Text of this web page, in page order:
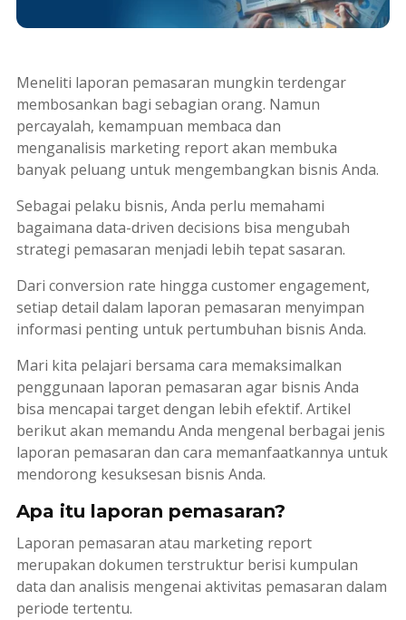
Meneliti laporan pemasaran mungkin terdengar
membosankan bagi sebagian orang. Namun
percayalah, kemampuan membaca dan
menganalisis marketing reportakan membuka
banyak peluang untuk mengembangkan bisnis Anda.
Sebagai pelaku bisnis, Anda perlu memahami
bagaimana data-driven decisions bisa mengubah
strategi pemasaran menjadi lebih tepat sasaran.
Dari conversion rate hingga customer engagement,
setiap detail dalam laporan pemasaran menyimpan
informasi penting untuk pertumbuhan bisnis Anda.
Mari kita pelajari bersama cara memaksimalkan
penggunaan laporan pemasaran agar bisnis Anda
bisa mencapai target dengan lebih efektif. Artikel
berikut akan memandu Anda mengenal berbagai jenis
laporan pemasaran dan cara memanfaatkannya untuk
mendorong kesuksesan bisnis Anda.
Apa itu laporan pemasaran?
Laporan pemasaran atau marketing report
merupakan dokumen terstruktur berisi kumpulan
data dan analisis mengenai aktivitas pemasaran dalam
periode tertentu.